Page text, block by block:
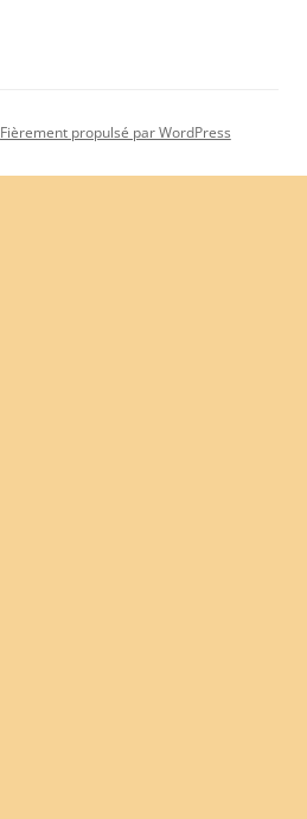
Fièrement propulsé par WordPress